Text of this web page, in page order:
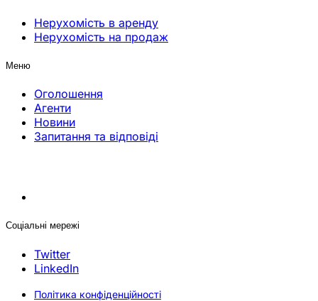
Нерухомість в аренду
Нерухомість на продаж
Меню
Оголошення
Агенти
Новини
Запитання та відповіді
Соціальні мережі
Twitter
LinkedIn
Політика конфіденційності